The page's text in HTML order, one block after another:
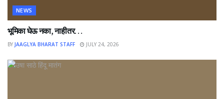
NEWS
भूमिका घेऊ नका, नाहीतर…
BY JAAGLYA BHARAT STAFF JULY 24, 2026